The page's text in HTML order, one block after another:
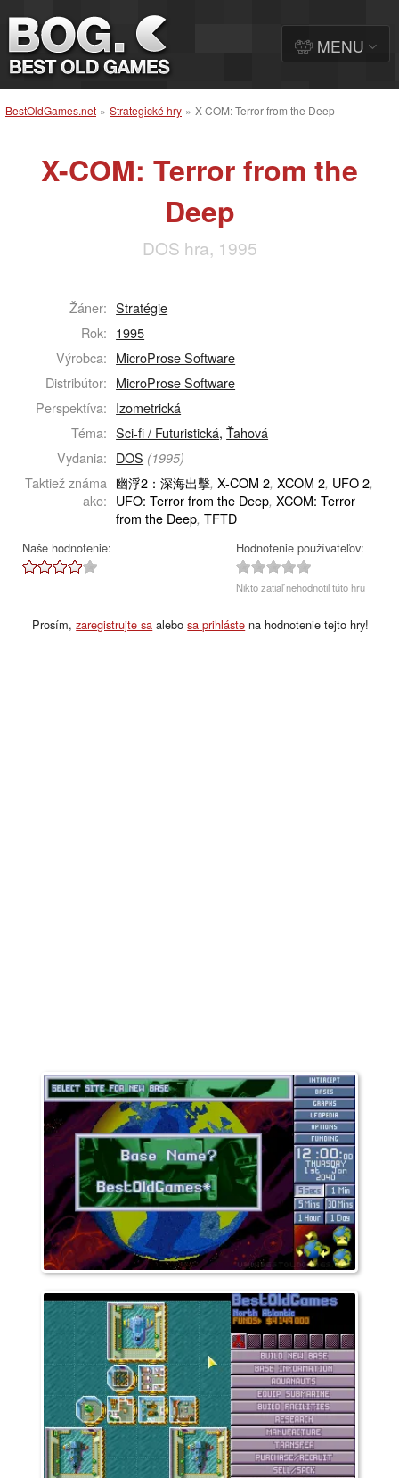
BestOldGames.net » Strategické hry » X-COM: Terror from the Deep
X-COM: Terror from the
Deep
DOS hra, 1995
Žáner: Stratégie
Rok: 1995
Výrobca: MicroProse Software
Distribútor: MicroProse Software
Perspektíva: Izometrická
Téma: Sci-fi / Futuristická,Ťahová
Vydania: DOS (1995)
Taktiež známa
ako:
幽浮2：深海出擊, X-COM 2, XCOM 2, UFO 2,
UFO: Terror from the Deep, XCOM: Terror
from the Deep, TFTD
Naše hodnotenie: Hodnotenie používateľov:
Nikto zatiaľ nehodnotil túto hru
Prosím,zaregistrujte sa alebosa prihláste na hodnotenie tejto hry!
MENU